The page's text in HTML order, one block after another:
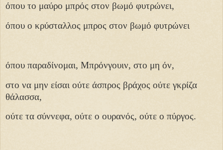
όπου το μαύρο μπρός στον βωμό φυτρώνει,
όπου ο κρύσταλλος μπρος στον βωμό φυτρώνει
όπου παραδίνομαι, Μπρόνγουιν, στο μη όν,
στο να μην είσαι ούτε άσπρος βράχος ούτε γκρίζα
θάλασσα,
ούτε τα σύννεφα, ούτε ο ουρανός, ούτε ο πύργος.